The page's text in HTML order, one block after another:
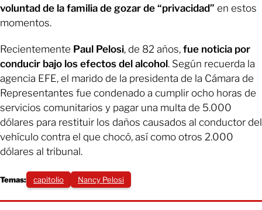
voluntad de la familia de gozar de “privacidad” en estos
momentos.
Recientemente Paul Pelosi, de 82 años, fue noticia por
conducir bajo los efectos del alcohol. Según recuerda la
agencia EFE, el marido de la presidenta de la Cámara de
Representantes fue condenado a cumplir ocho horas de
servicios comunitarios y pagar una multa de 5.000
dólares para restituir los daños causados al conductor del
vehículo contra el que chocó, así como otros 2.000
dólares al tribunal.
Temas: capitolio Nancy Pelosi